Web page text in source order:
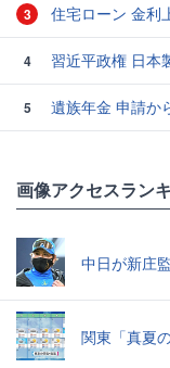
3 住宅ローン 金利
4 習近平政権 日本
5
遺族年金 申請か
画像アクセスラン
中日が新庄
関東「真夏